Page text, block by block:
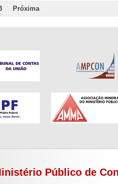
Próxima
Público de